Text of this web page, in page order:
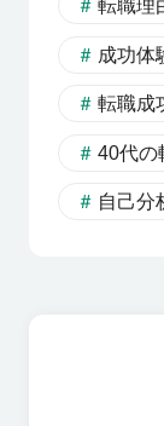
転職理
成功体
転職成
40代の
自己分